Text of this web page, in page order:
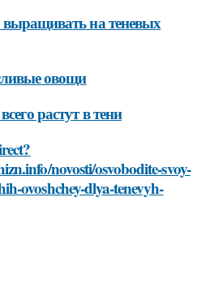
на теневых
овощи
растут в тени
novosti/osvobodite-svoy-
ovoshchey-dlya-tenevyh-